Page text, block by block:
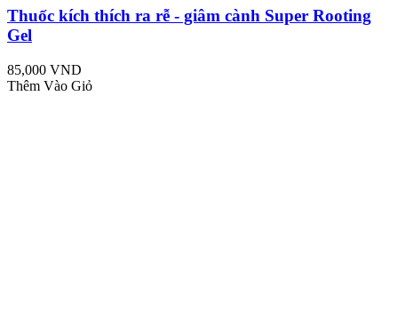
Thuốc kích thích ra rễ - giâm cành Super Rooting
Gel
85,000 VND
Thêm Vào Giỏ